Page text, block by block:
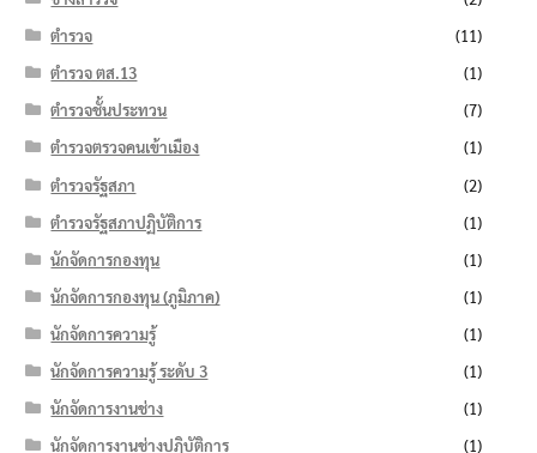
ตำรวจ
(11)
ตำรวจ ตส.13
(1)
ตำรวจชั้นประทวน
(7)
ตำรวจตรวจคนเข้าเมือง
(1)
ตำรวจรัฐสภา
(2)
ตำรวจรัฐสภาปฏิบัติการ
(1)
นักจัดการกองทุน
(1)
นักจัดการกองทุน (ภูมิภาค)
(1)
นักจัดการความรู้
(1)
นักจัดการความรู้ ระดับ 3
(1)
นักจัดการงานช่าง
(1)
นักจัดการงานช่างปฏิบัติการ
(1)